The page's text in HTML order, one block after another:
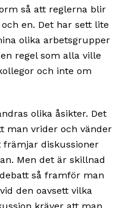
så att reglerna blir
en. Det har sett lite
olika arbetsgrupper
regel som alla ville
och inte om
olika åsikter. Det
man vrider och vänder
diskussioner
Men det är skillnad
så framför man
den oavsett vilka
kräver att man